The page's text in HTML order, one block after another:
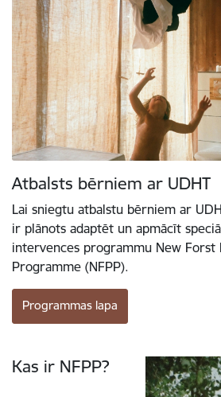
Atbalsts bērniem ar UDHT
Lai sniegtu atbalstu bērniem ar
ir plānots adaptēt un apmācīt
intervences programmu New Forst
Programme (NFPP).
Programmas lapa
Kas ir NFPP?